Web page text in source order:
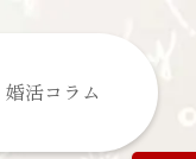
婚活コラム